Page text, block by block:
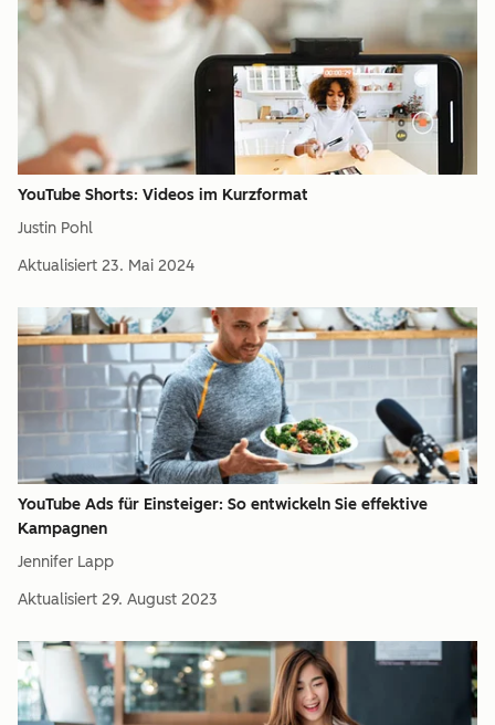
YouTube Shorts: Videos im Kurzformat
Justin Pohl
Aktualisiert 23. Mai 2024
YouTube Ads für Einsteiger: So entwickeln Sie effektive
Kampagnen
Jennifer Lapp
Aktualisiert 29. August 2023